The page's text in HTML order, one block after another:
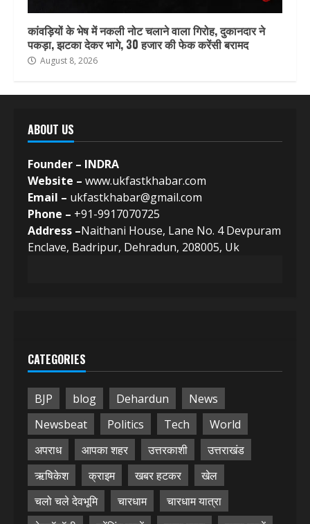
कांवड़ियों के भेष में नकली नोट चलाने वाला गिरोह, दुकानदार ने
पकड़ा, झटका देकर भागे, 30 हजार की फेक करेंसी बरामद
August 8, 2026
ABOUT US
Founder – INDRA
Website – www.ukfastkhabar.com
Email – ukfastkhabar@gmail.com
Phone – +91-9917070725
Address –Naithani House, Lane No. 4 Devpuram
Enclave, Badripur, Dehradun, 208005, Uk
CATEGORIES
BJP blog Dehardun
News
Newsbeat
Politics Tech
World
अपराध
आपका शहर उत्तरकाशी
उत्तराखंड
ऋषिकेश
क्राइम खबर हटकर
खेल
चलो चले देवभूमि
चारधाम
चारधाम यात्रा